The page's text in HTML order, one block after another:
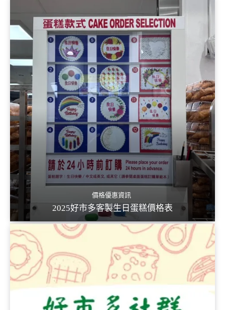
價格優惠資訊
2025好市多客製生日蛋糕價格表